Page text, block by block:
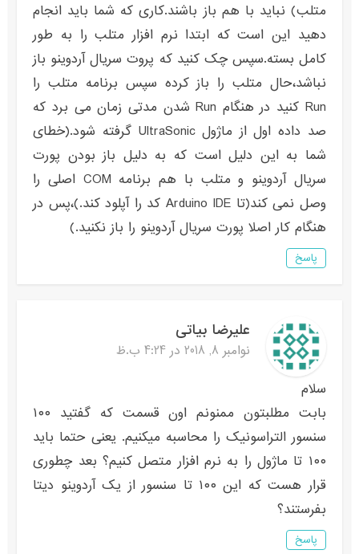
متلب) نباید با هم باز باشند.کاری که شما باید انجام
دهید این است که ابتدا نرم افزار متلب را به طور
کامل بسته.سپس چک کنید که پروت سریال آردوینو باز
نباشد،حال متلب را باز کرده سپس برنامه متلب را
Run کنید در هنگام Run شدن مدتی زمان می برد که
صد داده اول از ماژول UltraSonic گرفته شود.(خطای
شما به این دلیل است که به دلیل باز بودن پورت
سریال آردوینو و متلب با هم برنامه COM اصلی را
وصل نمی کند(تا Arduino IDE کد را آپلود کند.)،پس در
هنگام کار اصلا پورت سریال آردوینو را باز نکنید.)
پاسخ
علیرضا بیاتی
نوامبر 8, 2018 در 4:24 ب.ظ
سلام
بابت مطلبتون ممنونم اون قسمت که گفتید ۱۰۰
سنسور التراسونیک را محاسبه میکنیم. یعنی حتما باید
۱۰۰ تا ماژول را به نرم افزار متصل کنیم؟ بعد چطوری
قرار هست که این ۱۰۰ تا سنسور از یک آردوینو دیتا
بفرستند؟
پاسخ